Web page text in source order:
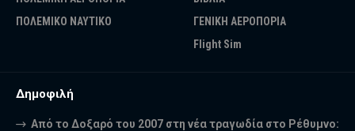
ΠΟΛΕΜΙΚΟ ΝΑΥΤΙΚΟ
ΓΕΝΙΚΗ ΑΕΡΟΠΟΡΙΑ
Flight Sim
Δημοφιλή
Από το Δοξαρό του 2007 στη νέα τραγωδία στο Ρέθυμνο: